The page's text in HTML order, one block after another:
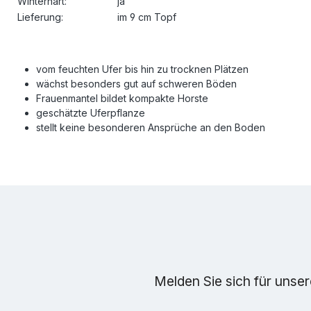
Lieferung:
im 9 cm Topf
vom feuchten Ufer bis hin zu trocknen Plätzen
wächst besonders gut auf schweren Böden
Frauenmantel bildet kompakte Horste
geschätzte Uferpflanze
stellt keine besonderen Ansprüche an den Boden
Melden Sie sich für